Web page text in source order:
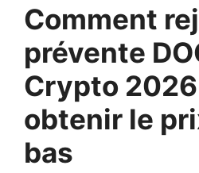
Comment
prévente
Crypto
obtenir le
bas